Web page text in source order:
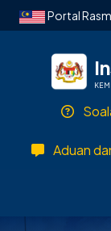
Langkau ke
Portal
Aduan